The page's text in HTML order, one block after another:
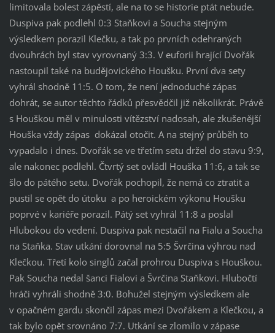
limitovala bolest zápěstí, ale na to se historie ptát nebude.
Duspiva pak podlehl 0:3 Staňkovi a Soucha stejným
výsledkem porazil Klečku, a tak po prvních odehraných
dvouhrách byl stav vyrovnaný 3:3. V euforii hrající Dvořák
nastoupil také na budějovického Houšku. První dva sety
vyhrál shodně 11:5. O tom, že není jednoduché zápas
dohrát, se autor těchto řádků přesvědčil již několikrát. Právě
s Houškou měl v minulosti vítězství nadosah, ale zkušenější
Houška vždy zápas dokázal otočit. A na stejný průběh to
vypadalo i dnes. Dvořák se ve třetím setu držel do stavu 9:9,
ale nakonec podlehl. Čtvrtý set ovládl Houška 11:6, a tak se
šlo do pátého setu. Dvořák pochopil, že nemá co ztratit a
pustil se opět do útoku a po heroickém výkonu Houšku
poprvé v kariéře porazil. Pátý set vyhrál 11:8 a poslal
Hlubokou do vedení. Duspiva pak nestačil na Fialu a Soucha
na Staňka. Stav utkání dorovnal na 5:5 Švrčina výhrou nad
Klečkou. Třetí kolo singlů začal prohrou Duspiva s Houškou.
Pak Soucha nedal šanci Fialovi a Švrčina Staňkovi. Hlubočtí
hráči vyhráli shodně 3:0. Bohužel stejným výsledkem ale
v opačném gardu skončil zápas mezi Dvořákem a Klečkou, a
tak bylo opět srovnáno 7:7. Utkání se zlomilo v zápase